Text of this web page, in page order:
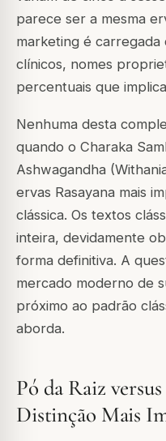
parece ser a mesma
marketing é carregada
clínicos, nomes
percentuais que
Nenhuma desta
quando o Charaka
Ashwagandha
ervas Rasayana mais
clássica. Os textos
inteira, devidamente
forma definitiva. A
mercado moderno de
próximo ao padrão
aborda.
Pó da Raiz
Distinção Mais